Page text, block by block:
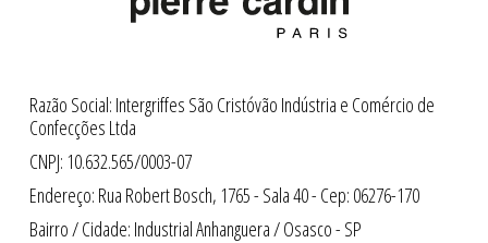
Razão Social: Intergriffes São Cristóvão Indústria e Comércio de
Confecções Ltda
CNPJ: 10.632.565/0003-07
Endereço: Rua Robert Bosch, 1765 - Sala 40 - Cep: 06276-170
Bairro / Cidade: Industrial Anhanguera / Osasco - SP